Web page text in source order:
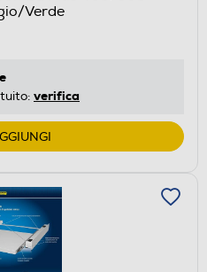
Verde
verifica